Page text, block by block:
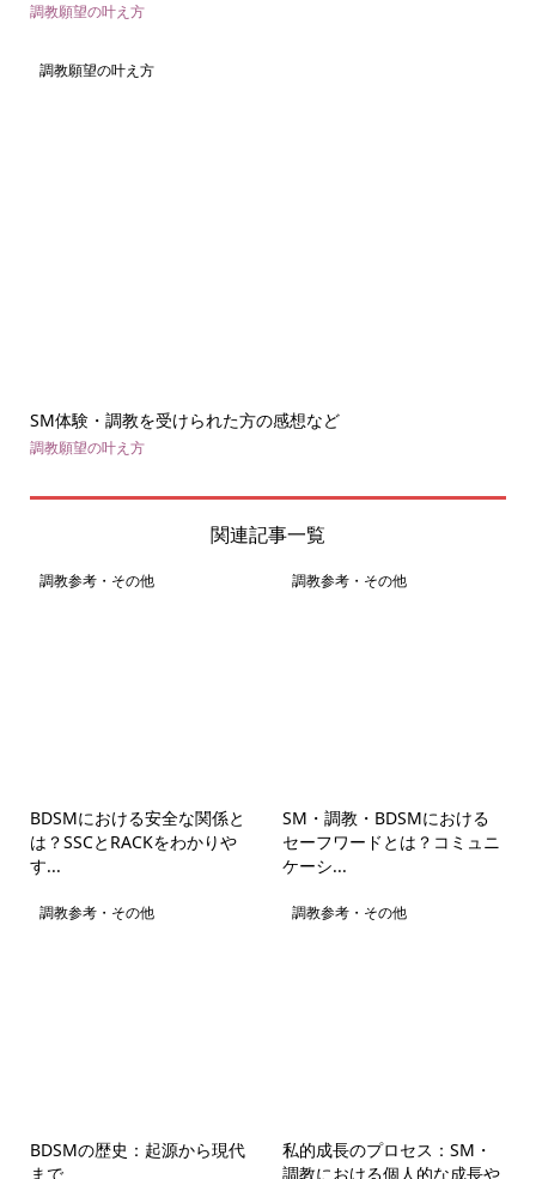
調教願望の叶え方
調教願望の叶え方
SM体験・調教を受けられた方の感想など
調教願望の叶え方
関連記事一覧
調教参考・その他
BDSMにおける安全な関係と
は？SSCとRACKをわかりや
す...
調教参考・その他
SM・調教・BDSMにおける
セーフワードとは？コミュニ
ケーシ...
調教参考・その他
BDSMの歴史：起源から現代
まで
調教参考・その他
私的成長のプロセス：SM・
調教における個人的な成長や